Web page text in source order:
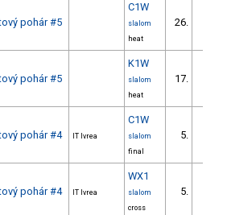
pohár #5
C1W
slalom
heat
26.
pohár #5
K1W
slalom
heat
17.
pohár #4 IT Ivrea
C1W
slalom
final
5.
pohár #4 IT Ivrea
WX1
slalom
cross
5.